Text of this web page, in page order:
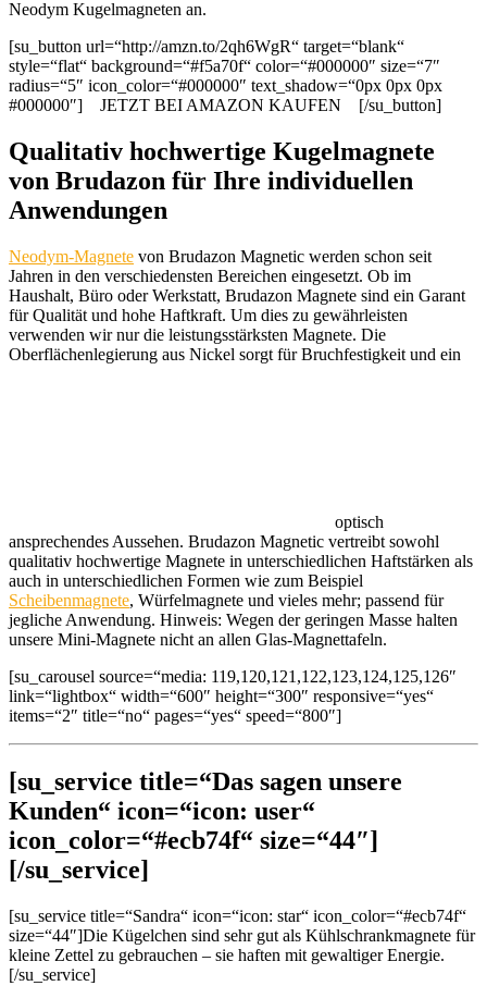
Neodym Kugelmagneten an.
[su_button url=“http://amzn.to/2qh6WgR“ target=“blank“
style=“flat“ background=“#f5a70f“ color=“#000000″ size=“7″
radius=“5″ icon_color=“#000000″ text_shadow=“0px 0px 0px
#000000″] JETZT BEI AMAZON KAUFEN [/su_button]
Qualitativ hochwertige Kugelmagnete
von Brudazon für Ihre individuellen
Anwendungen
Neodym-Magnete von Brudazon Magnetic werden schon seit
Jahren in den verschiedensten Bereichen eingesetzt. Ob im
Haushalt, Büro oder Werkstatt, Brudazon Magnete sind ein Garant
für Qualität und hohe Haftkraft. Um dies zu gewährleisten
verwenden wir nur die leistungsstärksten Magnete. Die
Oberflächenlegierung aus Nickel sorgt für Bruchfestigkeit und ein
optisch
ansprechendes Aussehen. Brudazon Magnetic vertreibt sowohl
qualitativ hochwertige Magnete in unterschiedlichen Haftstärken als
auch in unterschiedlichen Formen wie zum Beispiel
Scheibenmagnete, Würfelmagnete und vieles mehr; passend für
jegliche Anwendung. Hinweis: Wegen der geringen Masse halten
unsere Mini-Magnete nicht an allen Glas-Magnettafeln.
[su_carousel source=“media: 119,120,121,122,123,124,125,126″
link=“lightbox“ width=“600″ height=“300″ responsive=“yes“
items=“2″ title=“no“ pages=“yes“ speed=“800″]
[su_service title=“Das sagen unsere
Kunden“ icon=“icon: user“
icon_color=“#ecb74f“ size=“44″]
[/su_service]
[su_service title=“Sandra“ icon=“icon: star“ icon_color=“#ecb74f“
size=“44″]Die Kügelchen sind sehr gut als Kühlschrankmagnete für
kleine Zettel zu gebrauchen – sie haften mit gewaltiger Energie.
[/su_service]